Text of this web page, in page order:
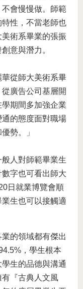
會慢慢做。師範
性，不當老師也
術系畢業的張振
意與潛力。
從師大美術系畢
廣告公司基層開
期間多加強企業
的態度面對職場
勢。」
人對師範畢業生
字也可看出師大
日就業博覽會順
生也可以接觸適
的領域都有傑出
，學生根本
生的品德與溝通
『古典人文風